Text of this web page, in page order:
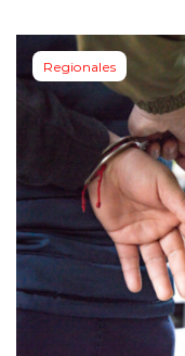
Regionales